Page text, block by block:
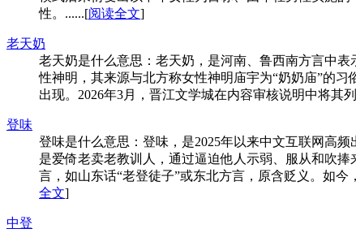
性。......[阅读全文]
老天奶
老天奶是什么意思：老天奶，是河南、鲁西南方言中
性神明，其来源与北方称女性神明庙宇为“奶奶庙”的
出现。2026年3月，晋江文学城在内容审核说明中将其
登味
登味是什么意思：登味，是2025年以来中文互联网高
是爱倚老卖老教训人，通过逼迫他人示弱、服从和吹
言，如山东话“老登徒子”或东北方言，原含贬义。如
全文]
中登